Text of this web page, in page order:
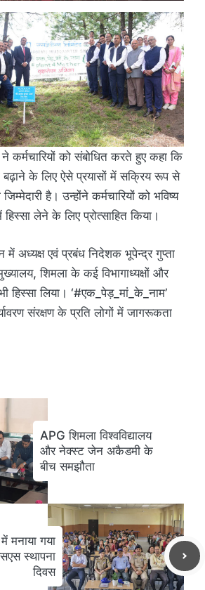
ने कर्मचारियों को संबोधित करते हुए कहा कि
बढ़ाने के लिए ऐसे प्रयासों में सक्रिय रूप से
है। उन्होंने कर्मचारियों को भविष्य
लेने के लिए प्रोत्साहित किया।
में अध्यक्ष एवं प्रबंध निदेशक भूपेन्द्र गुप्ता
शिमला के कई विभागाध्यक्षों और
हिस्सा लिया। ‘#एक_पेड़_मां_के_नाम’
संरक्षण के प्रति लोगों में जागरूकता
APG शिमला विश्वविद्यालय
और नेक्स्ट जेन अकैडमी के
बीच समझौता
मनाया गया
स्थापना
दिवस